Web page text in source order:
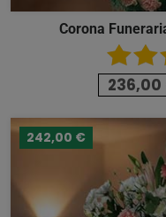
Corona
236,00
242,00 €